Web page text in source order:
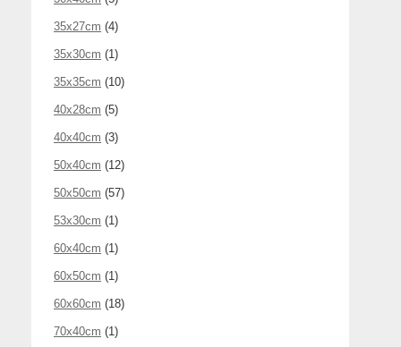
35x27cm (4)
35x30cm (1)
35x35cm (10)
40x28cm (5)
40x40cm (3)
50x40cm (12)
50x50cm (57)
53x30cm (1)
60x40cm (1)
60x50cm (1)
60x60cm (18)
70x40cm (1)